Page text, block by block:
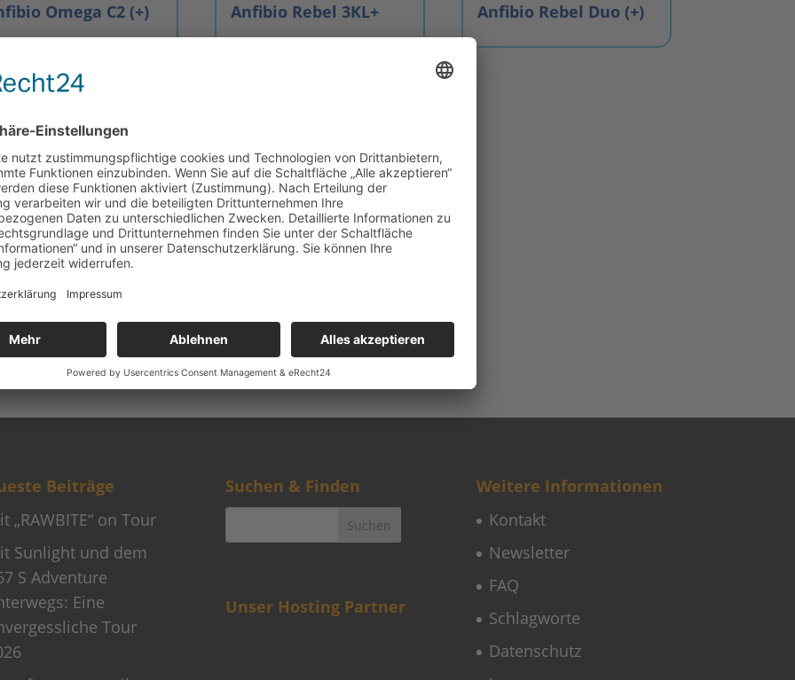
Omega C2 (+) Anfibio Rebel 3KL+ Anfibio Rebel Duo (+)
Beiträge
„RAWBITE“ on Tour
Sunlight und dem
S Adventure
Eine
Tour
Suchen & Finden
Unser Hosting Partner
Weitere Informationen
Kontakt
Newsletter
FAQ
Schlagworte
Datenschutz